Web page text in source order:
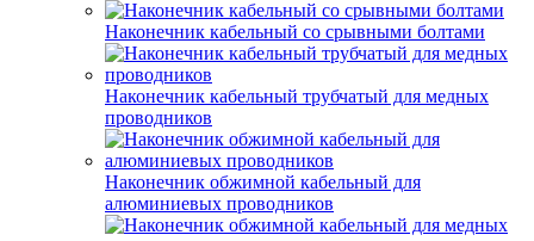
Наконечник кабельный со срывными болтами
Наконечник кабельный трубчатый для медных
проводников
Наконечник обжимной кабельный для
алюминиевых проводников